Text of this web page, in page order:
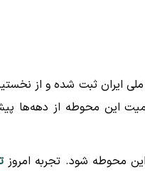
شماره ۱۵ در فهرست آثار ملی ایران
این محوطه از دهه‌ها
محوطه شود. تجربه امروز